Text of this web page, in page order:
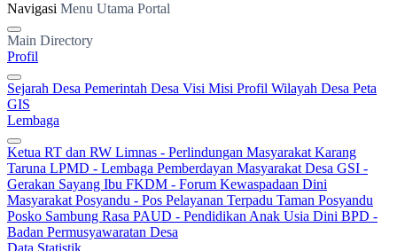
Navigasi Menu Utama Portal
Main Directory
Profil
Sejarah Desa Pemerintah Desa Visi Misi Profil Wilayah Desa Peta
GIS
Lembaga
Ketua RT dan RW Limnas - Perlindungan Masyarakat Karang
Taruna LPMD - Lembaga Pemberdayan Masyarakat Desa GSI -
Gerakan Sayang Ibu FKDM - Forum Kewaspadaan Dini
Masyarakat Posyandu - Pos Pelayanan Terpadu Taman Posyandu
Posko Sambung Rasa PAUD - Pendidikan Anak Usia Dini BPD -
Badan Permusyawaratan Desa
Data Statistik